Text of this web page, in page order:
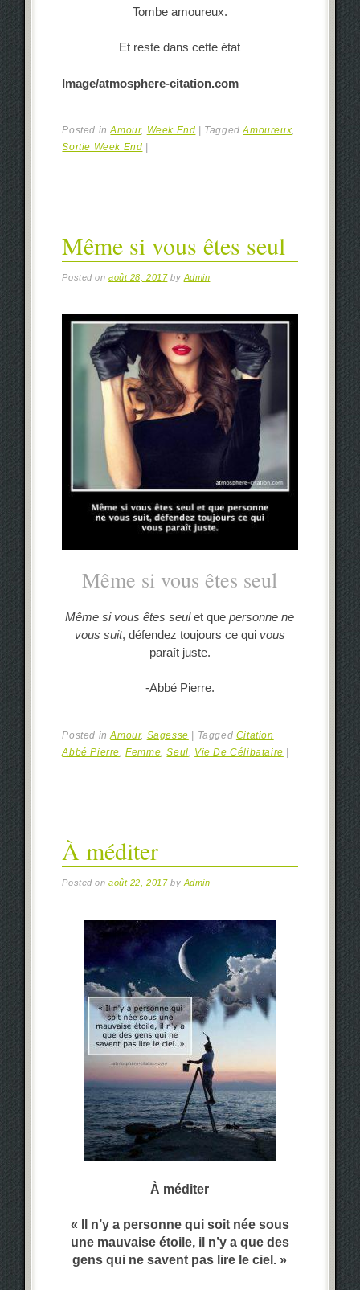
Tombe amoureux.
Et reste dans cette état
Image/atmosphere-citation.com
Posted inAmour, Week End | TaggedAmoureux
Sortie Week End |
Même si vous êtes seul
Posted onaoût 28, 2017 by Admin
Même si vous êtes seul
Même si vous êtes seulet quepersonne ne
vous suit, défendez toujours ce qui vous
paraît juste.
-Abbé Pierre.
Posted inAmour, Sagesse | Tagged Citation
Abbé Pierre ,Femme ,Seul Vie De Célibataire |
À méditer
Posted onaoût 22, 2017 by Admin
À méditer
« Il n’y a personne qui soit née sous
une mauvaise étoile, il n’y a que des
gens qui ne savent pas lire le ciel. »